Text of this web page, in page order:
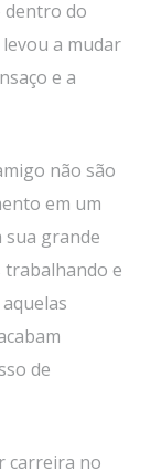
dentro do
a mudar
e a
não são
em um
sua grande
trabalhando e
de
carreira no